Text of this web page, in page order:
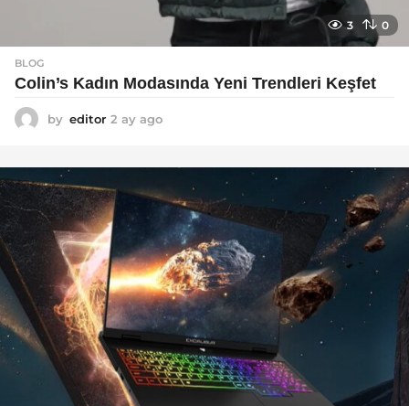
3 0
BLOG
Colin’s Kadın Modasında Yeni Trendleri Keşfet
by editor 2 ay ago
a
o